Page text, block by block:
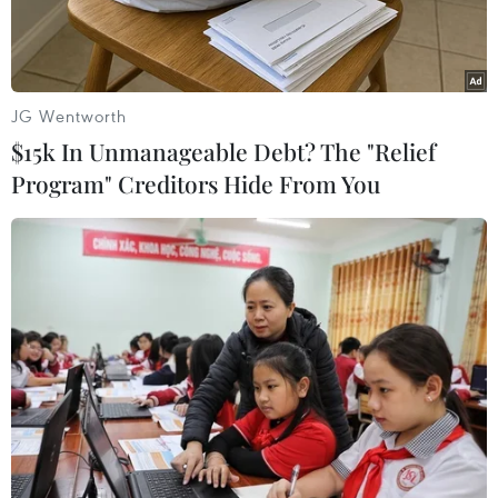
Máy bay ném bom chiến lược Tu-95 của Nga. (Nguồn:
AFP/TTXVN)
Theo Đài Sputnik, mạng tin National Interest
dẫn lời các chuyên gia cho biết, máy bay ném
bom Tu-95 của Nga có những đặc điểm mới cho
phép phản ứng nhanh chóng đối với sự thay đổi
tình hình trong cuộc chiến và sự xuất hiện các
JG Wentworth
$15k In Unmanageable Debt? The "Relief
Program" Creditors Hide From You